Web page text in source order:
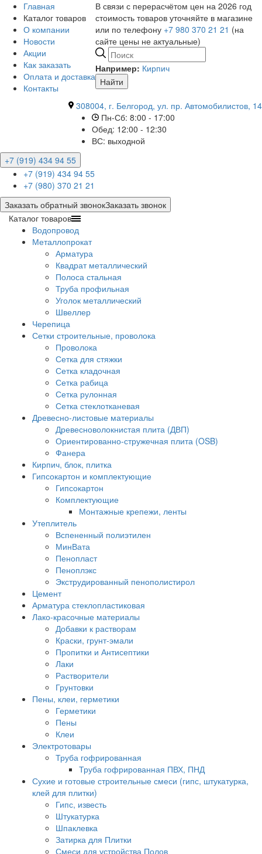
Главная
Каталог товаров
О компании
Новости
Акции
Как заказать
Оплата и доставка
Контакты
308004, г. Белгород, ул. пр. Автомобилистов, 14
Пн-Сб: 8:00 - 17:00
Обед: 12:00 - 12:30
ВС: выходной
В связи с перерасчётом цен на 2026 год
стоимость товаров уточняйте в магазине
или по телефону +7 980 370 21 21 (на
сайте цены не актуальные)
Например: Кирпич
Найти
+7 (919) 434 94 55
+7 (919) 434 94 55
+7 (980) 370 21 21
Заказать обратный звонокЗаказать звонок
Каталог товаров
Водопровод
Металлопрокат
Арматура
Квадрат металлический
Полоса стальная
Труба профильная
Уголок металлический
Швеллер
Черепица
Сетки строительные, проволока
Проволока
Сетка для стяжки
Сетка кладочная
Сетка рабица
Сетка рулонная
Сетка стеклотканевая
Древесно-листовые материалы
Древесноволокнистая плита (ДВП)
Ориентированно-стружечная плита (OSB)
Фанера
Кирпич, блок, плитка
Гипсокартон и комплектующие
Гипсокартон
Комплектующие
Монтажные крепежи, ленты
Утеплитель
Вспененный полиэтилен
МинВата
Пенопласт
Пеноплэкс
Экструдированный пенополистирол
Цемент
Арматура стеклопластиковая
Лако-красочные материалы
Добавки к растворам
Краски, грунт-эмали
Пропитки и Антисептики
Лаки
Растворители
Грунтовки
Пены, клеи, герметики
Герметики
Пены
Клеи
Электротовары
Труба гофрированная
Труба гофрированная ПВХ, ПНД
Сухие и готовые строительные смеси (гипс, штукатурка,
клей для плитки)
Гипс, известь
Штукатурка
Шпаклевка
Затирка для Плитки
Смеси для устройства Полов